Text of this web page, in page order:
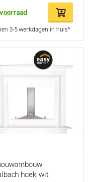
3-5 werkdagen in huis*
hoek wit